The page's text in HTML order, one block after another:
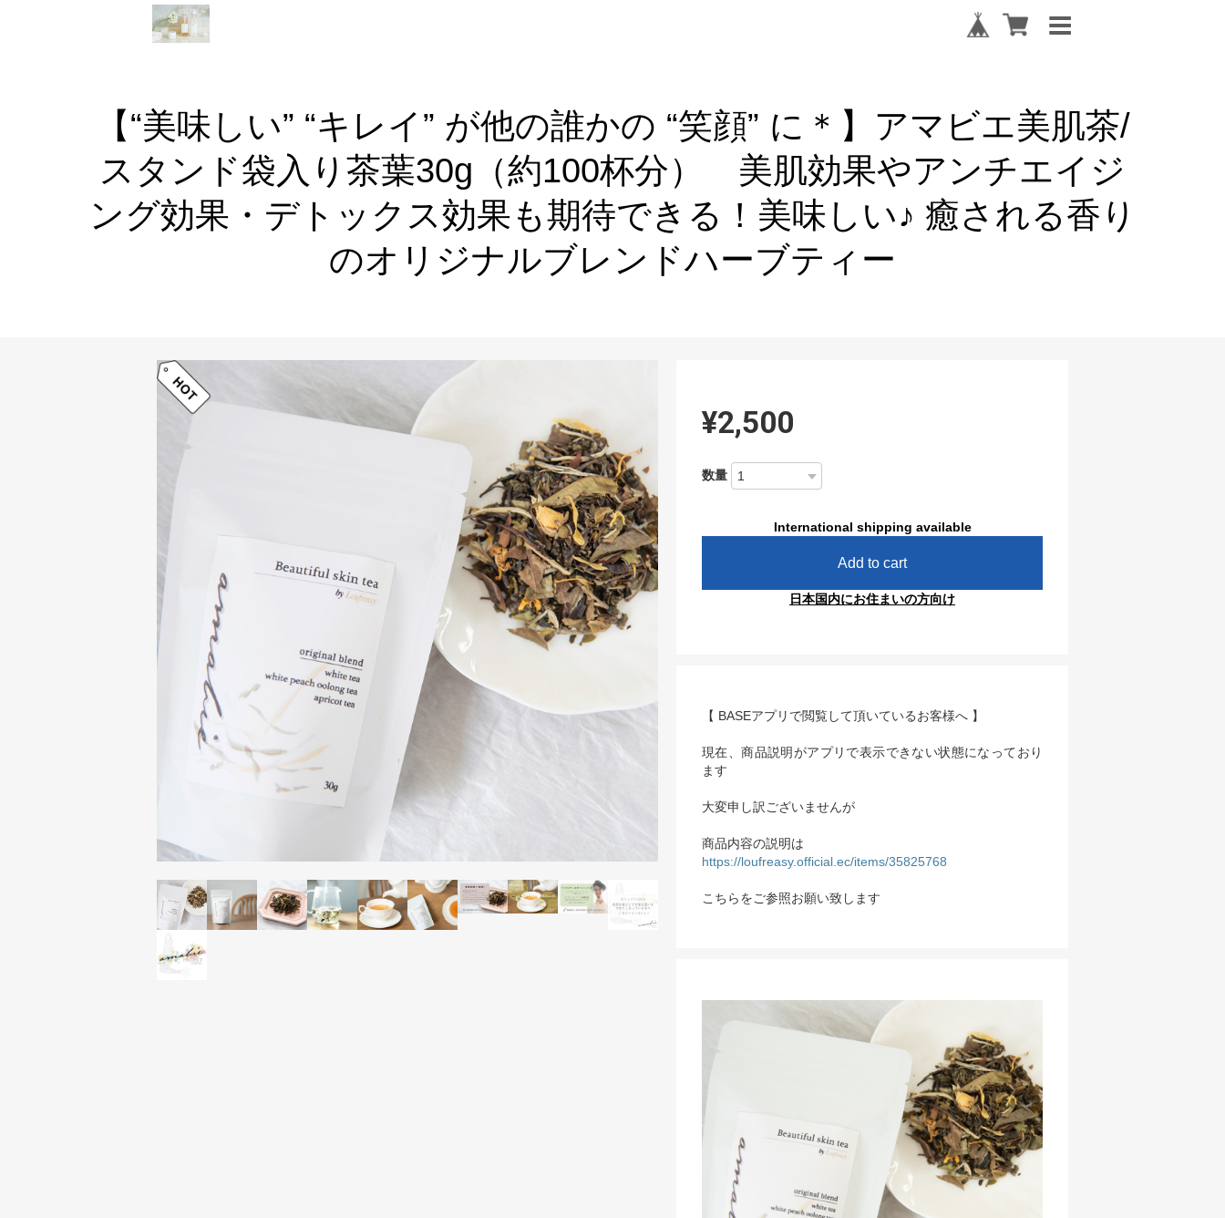
【“美味しい” “キレイ” が他の誰かの “笑顔” に＊】アマビエ美肌茶/
スタンド袋入り茶葉30g（約100杯分） 美肌効果やアンチエイジ
ング効果・デトックス効果も期待できる！美味しい♪ 癒される香り
のオリジナルブレンドハーブティー
¥2,500
数量
International shipping available
Add to cart
日本国内にお住まいの方向け
【 BASEアプリで閲覧して頂いているお客様へ 】
現在、商品説明がアプリで表示できない状態になっており
ます
大変申し訳ございませんが
商品内容の説明は
https://loufreasy.official.ec/items/35825768
こちらをご参照お願い致します